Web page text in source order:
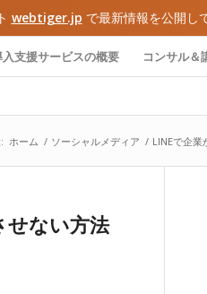
webtiger.jp で最新情報を公開し
支援サービスの概要 コンサル＆
ホーム / ソーシャルメディア / LINEで企
せない方法